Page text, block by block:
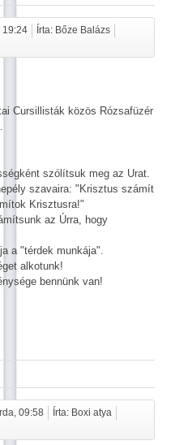
19:24
Írta: Bőze Balázs
Cursillisták közös Rózsafüzér
szólítsuk meg az Urat.
szavaira: "Krisztus számít
Krisztusra!"
az Úrra, hogy
a "térdek munkája".
alkotunk!
bennünk van!
09:58
Írta: Boxi atya